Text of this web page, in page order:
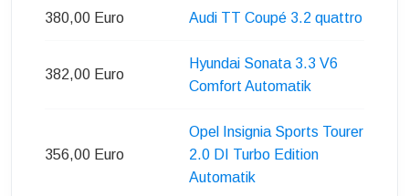
380,00 Euro Audi TT Coupé 3.2 quattro
382,00 Euro
Hyundai Sonata 3.3 V6
Comfort Automatik
356,00 Euro
Opel Insignia Sports Tourer
2.0 DI Turbo Edition
Automatik